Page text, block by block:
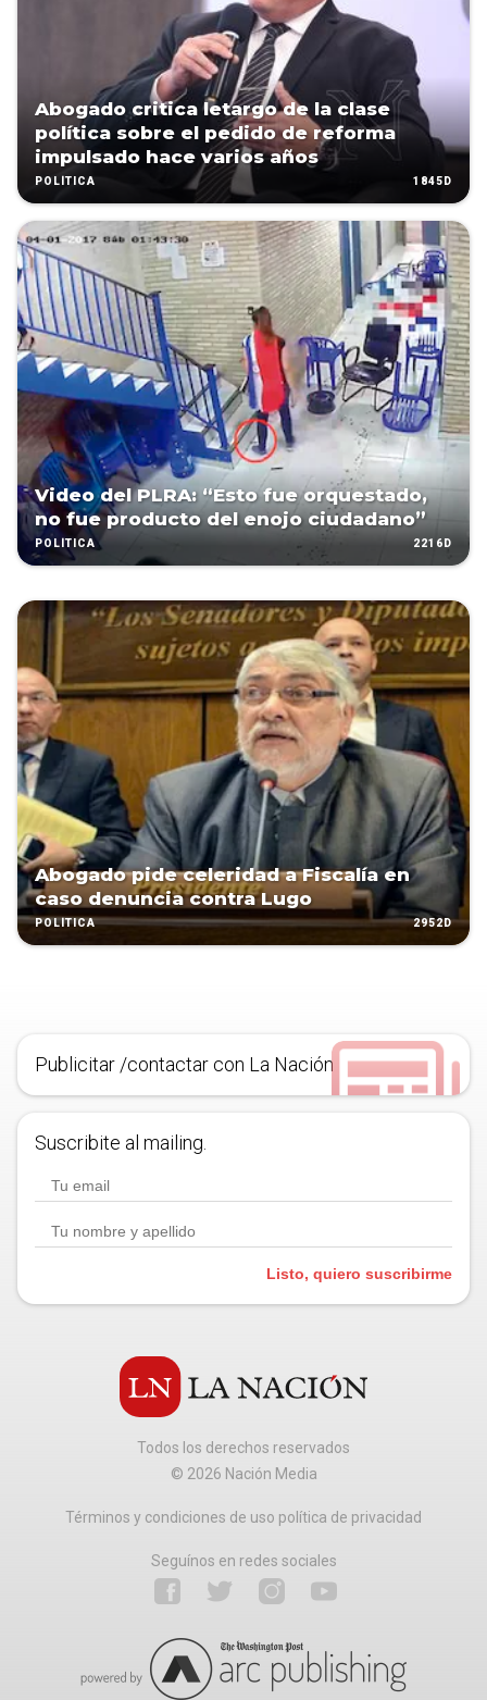
Abogado critica letargo de la clase
política sobre el pedido de reforma
impulsado hace varios años
POLÍTICA 1845D
Video del PLRA: “Esto fue orquestado,
no fue producto del enojo ciudadano”
POLÍTICA 2216D
Abogado pide celeridad a Fiscalía en
caso denuncia contra Lugo
POLÍTICA 2952D
Publicitar /contactar con La Nación
Suscribite al mailing.
Listo, quiero suscribirme
Todos los derechos reservados
© 2026 Nación Media
Términos y condiciones de uso política de privacidad
Seguínos en redes sociales